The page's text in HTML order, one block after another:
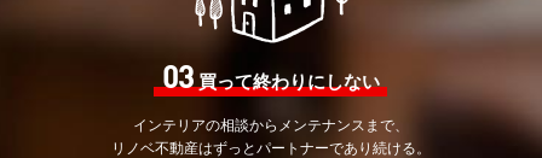
03買って終わりにしない
インテリアの相談から メンテナンスまで、
リノベ不動産はずっとパートナーであり続ける。